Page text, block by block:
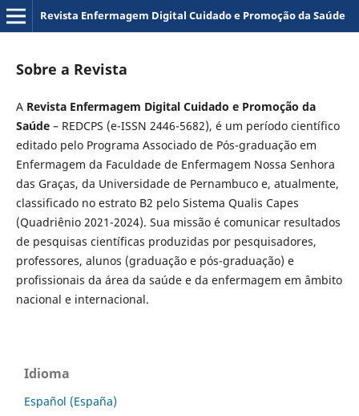
Revista Enfermagem Digital Cuidado e Promoção da Saúde
Sobre a Revista
A Revista Enfermagem Digital Cuidado e Promoção da
Saúde– REDCPS (e-ISSN 2446-5682), é um período científico
editado pelo Programa Associado de Pós-graduação em
Enfermagem da Faculdade de Enfermagem Nossa Senhora
das Graças, da Universidade de Pernambuco e, atualmente,
classificado no estrato B2 pelo Sistema Qualis Capes
(Quadriênio 2021-2024). Sua missão é comunicar resultados
de pesquisas científicas produzidas por pesquisadores,
professores, alunos (graduação e pós-graduação) e
profissionais da área da saúde e da enfermagem em âmbito
nacional e internacional.
Idioma
Español (España)